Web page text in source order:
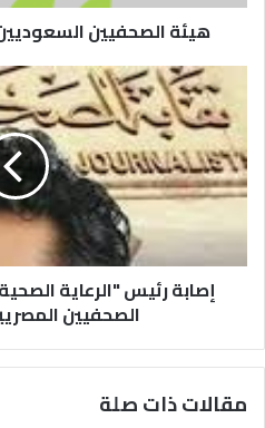
هيئة الصحفيين
إصابة رئيس "الرعاية
الصحفيين
مقالات ذات صلة